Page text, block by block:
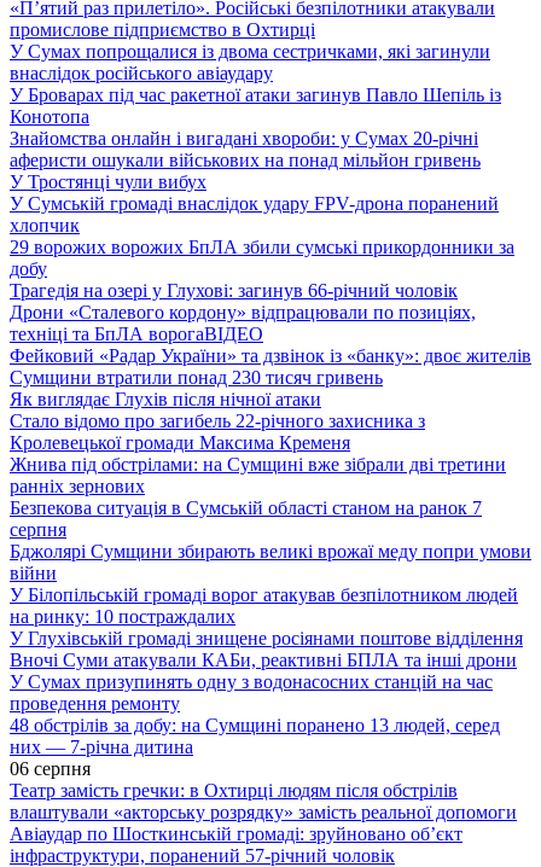
«П’ятий раз прилетіло». Російські безпілотники атакували
промислове підприємство в Охтирці
У Сумах попрощалися із двома сестричками, які загинули
внаслідок російського авіаудару
У Броварах під час ракетної атаки загинув Павло Шепіль із
Конотопа
Знайомства онлайн і вигадані хвороби: у Сумах 20-річні
аферисти ошукали військових на понад мільйон гривень
У Тростянці чули вибух
У Сумській громаді внаслідок удару FPV-дрона поранений
хлопчик
29 ворожих ворожих БпЛА збили сумські прикордонники за
добу
Трагедія на озері у Глухові: загинув 66-річний чоловік
Дрони «Сталевого кордону» відпрацювали по позиціях,
техніці та БпЛА ворогаВІДЕО
Фейковий «Радар України» та дзвінок із «банку»: двоє жителів
Сумщини втратили понад 230 тисяч гривень
Як виглядає Глухів після нічної атаки
Стало відомо про загибель 22-річного захисника з
Кролевецької громади Максима Кременя
Жнива під обстрілами: на Сумщині вже зібрали дві третини
ранніх зернових
Безпекова ситуація в Сумській області станом на ранок 7
серпня
Бджолярі Сумщини збирають великі врожаї меду попри умови
війни
У Білопільській громаді ворог атакував безпілотником людей
на ринку: 10 постраждалих
У Глухівській громаді знищене росіянами поштове відділення
Вночі Суми атакували КАБи, реактивні БПЛА та інші дрони
У Сумах призупинять одну з водонасосних станцій на час
проведення ремонту
48 обстрілів за добу: на Сумщині поранено 13 людей, серед
них — 7-річна дитина
06 серпня
Театр замість гречки: в Охтирці людям після обстрілів
влаштували «акторську розрядку» замість реальної допомоги
Авіаудар по Шосткинській громаді: зруйновано об’єкт
інфраструктури, поранений 57-річний чоловік